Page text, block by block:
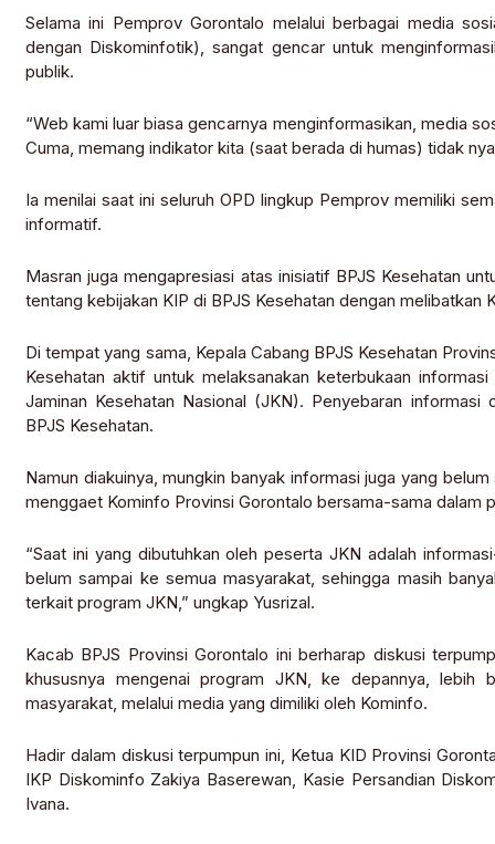
Selama ini Pemprov Gorontalo melalui berbagai media
dengan Diskominfotik), sangat gencar untuk
publik.
“Web kami luar biasa gencarnya menginformasikan, media
Cuma, memang indikator kita (saat berada di humas) tidak
Ia menilai saat ini seluruh OPD lingkup Pemprov memiliki
informatif.
Masran juga mengapresiasi atas inisiatif BPJS Kesehatan
tentang kebijakan KIP di BPJS Kesehatan dengan melibatkan
Di tempat yang sama, Kepala Cabang BPJS Kesehatan
Kesehatan aktif untuk melaksanakan keterbukaan
Jaminan Kesehatan Nasional (JKN). Penyebaran
BPJS Kesehatan.
Namun diakuinya, mungkin banyak informasi juga yang
menggaet Kominfo Provinsi Gorontalo bersama-sama dalam
“Saat ini yang dibutuhkan oleh peserta JKN adalah
belum sampai ke semua masyarakat, sehingga masih
terkait program JKN,” ungkap Yusrizal.
Kacab BPJS Provinsi Gorontalo ini berharap diskusi
khususnya mengenai program JKN, ke depannya, lebih
masyarakat, melalui media yang dimiliki oleh Kominfo.
Hadir dalam diskusi terpumpun ini, Ketua KID Provinsi
IKP Diskominfo Zakiya Baserewan, Kasie Persandian
Ivana.